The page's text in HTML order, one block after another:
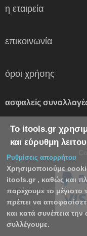
Το itools.gr
και εύρυθμη
Ρυθμίσεις απορρήτου
Χρησιμοποιούμε
itools.gr , καθώς και
παρέχουμε το
πρέπει να
και κατά συνέπεια
συλλέγουμε.
η εταιρεία
επικοινωνία
όροι χρήσης
ασφαλείς